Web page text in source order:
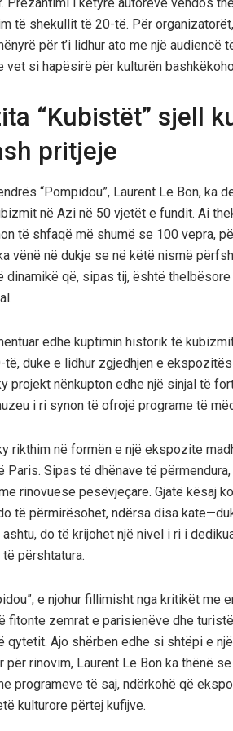
Prezantimi i këtyre autorëve vendos
të shekullit të 20-të. Për
për t’i lidhur ato me një audiencë
vet si hapësirë për kulturën
“Kubistët” sjell
pritjeje
“Pompidou”, Laurent Le Bon, ka
në Azi në 50 vjetët e fundit. Ai
të shfaqë më shumë se 100 vepra,
vënë në dukje se në këtë nismë
dinamikë që, sipas tij, është
edhe kuptimin historik të
duke e lidhur zgjedhjen e
projekt nënkupton edhe një sinjal të
i ri synon të ofrojë programe të
rikthim në formën e një ekspozite
Paris. Sipas të dhënave të
rinovuese pesëvjeçare. Gjatë kësaj
të përmirësohet, ndërsa disa
do të krijohet një nivel i ri i
përshtatura.
e njohur fillimisht nga kritikët me
fitonte zemrat e parisienëve dhe
qytetit. Ajo shërben edhe si shtëpi e
për rinovim, Laurent Le Bon ka thënë
programeve të saj, ndërkohë që
kulturore përtej kufijve.